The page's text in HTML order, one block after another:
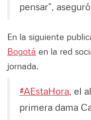
pensar”,
En la siguiente
Bogotá en la red
jornada.
#AEstaHora, el
primera dama